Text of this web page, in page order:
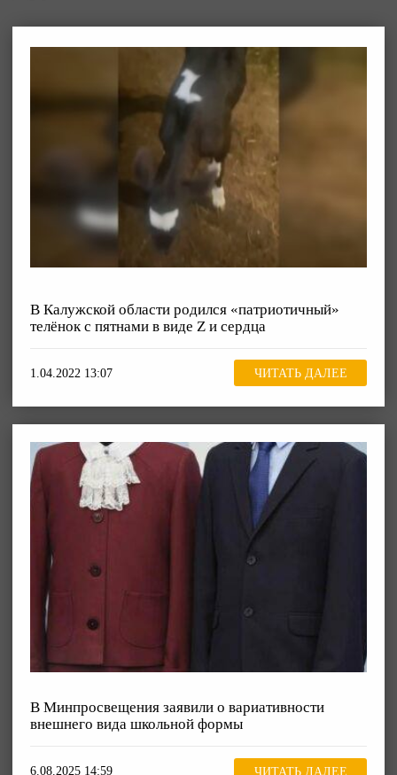
В Калужской области родился «патриотичный»
телёнок с пятнами в виде Z и сердца
1.04.2022 13:07 ЧИТАТЬ ДАЛЕЕ
В Минпросвещения заявили о вариативности
внешнего вида школьной формы
6.08.2025 14:59 ЧИТАТЬ ДАЛЕЕ